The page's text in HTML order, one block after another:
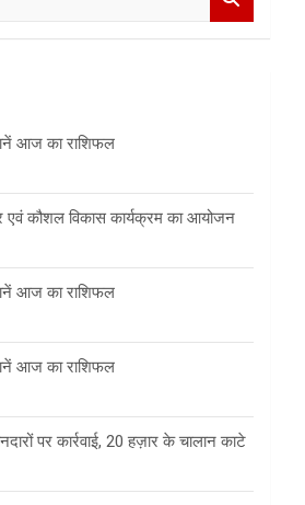
आज का राशिफल
एवं कौशल विकास कार्यक्रम का आयोजन
आज का राशिफल
आज का राशिफल
पर कार्रवाई, 20 हज़ार के चालान काटे